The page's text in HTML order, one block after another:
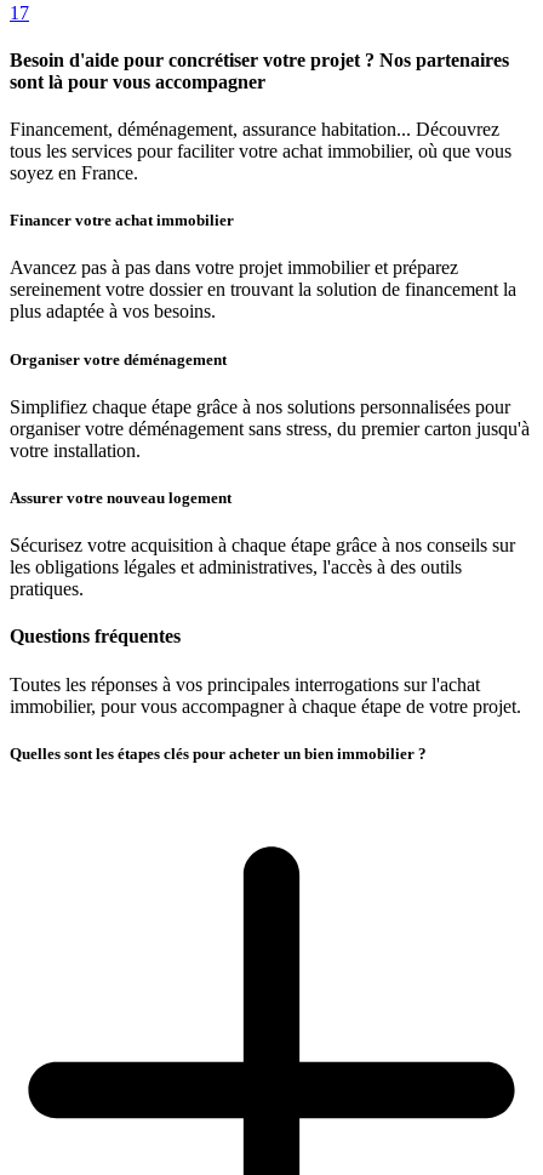
17
Besoin d'aide pour concrétiser votre projet ? Nos partenaires
sont là pour vous accompagner
Financement, déménagement, assurance habitation... Découvrez
tous les services pour faciliter votre achat immobilier, où que vous
soyez en France.
Financer votre achat immobilier
Avancez pas à pas dans votre projet immobilier et préparez
sereinement votre dossier en trouvant la solution de financement la
plus adaptée à vos besoins.
Organiser votre déménagement
Simplifiez chaque étape grâce à nos solutions personnalisées pour
organiser votre déménagement sans stress, du premier carton jusqu'à
votre installation.
Assurer votre nouveau logement
Sécurisez votre acquisition à chaque étape grâce à nos conseils sur
les obligations légales et administratives, l'accès à des outils
pratiques.
Questions fréquentes
Toutes les réponses à vos principales interrogations sur l'achat
immobilier, pour vous accompagner à chaque étape de votre projet.
Quelles sont les étapes clés pour acheter un bien immobilier ?